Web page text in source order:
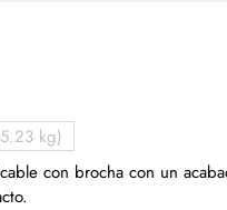
kg)
con brocha con un